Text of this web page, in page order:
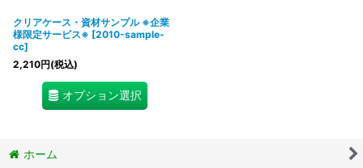
クリアケース・資材サンプル ※企業
様限定サービス※ [2010-sample-
cc]
2,210円(税込)
オプション選択
ホーム